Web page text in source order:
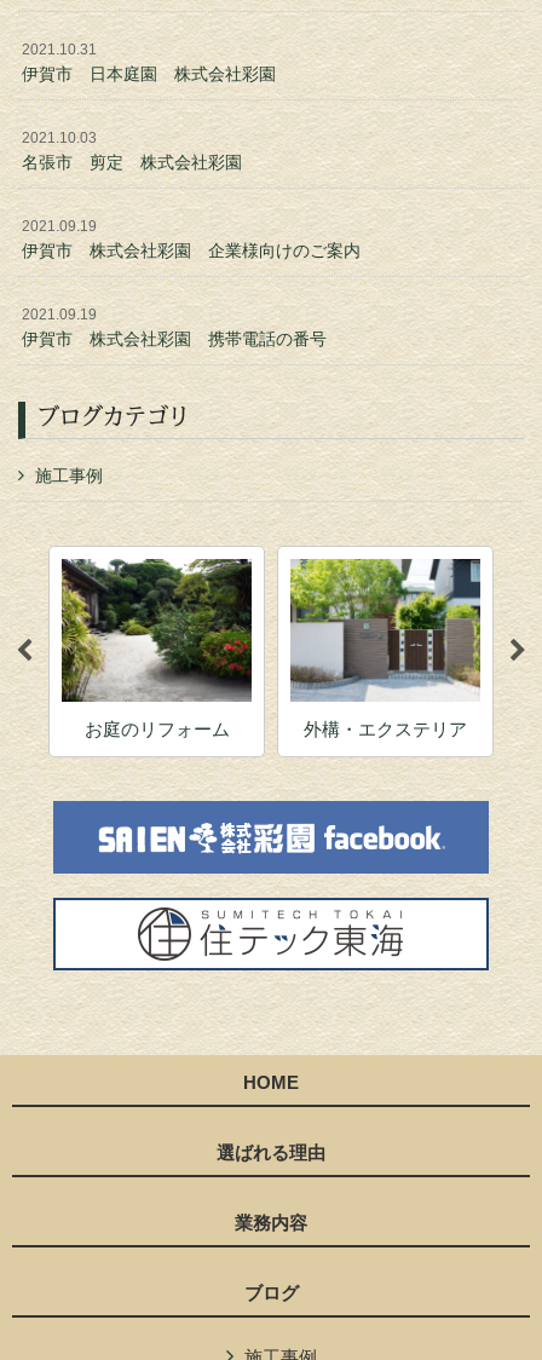
2021.10.31
伊賀市 日本庭園 株式会社彩園
2021.10.03
名張市 剪定 株式会社彩園
2021.09.19
伊賀市 株式会社彩園 企業様向けのご案内
2021.09.19
伊賀市 株式会社彩園 携帯電話の番号
ブログカテゴリ
施工事例
お庭のリフォーム 外構・エクステリア
HOME
選ばれる理由
業務内容
ブログ